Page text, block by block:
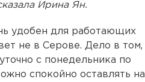
Ирина Ян.
удобен для работающих
не в Серове. Дело в том,
с понедельника по
спокойно оставлять на